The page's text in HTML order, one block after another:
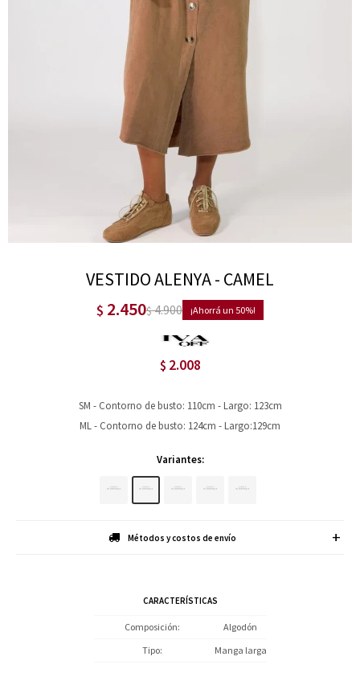
VESTIDO ALENYA - CAMEL
$ 2.450$4.900 50
$ 2.008
SM - Contorno de busto: 110cm - Largo: 123cm
ML - Contorno de busto: 124cm - Largo:129cm
Variantes:
Métodos y costos de envío
CARACTERÍSTICAS
Composición
Algodón
Tipo
Manga larga